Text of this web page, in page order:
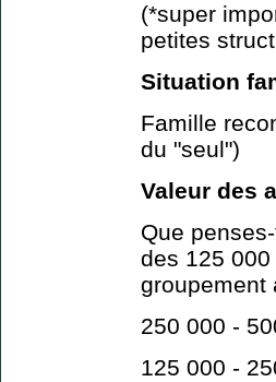
(*super
petites
Situation
Famille
du "seul")
Valeur des
Que
des 125
groupement
250 000 -
125 000 -